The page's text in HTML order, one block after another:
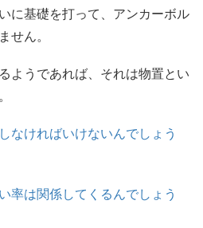
に基礎を打って、アンカーボル
せん。
ようであれば、それは物置とい
なければいけないんでしょう
率は関係してくるんでしょう